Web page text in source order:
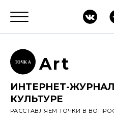
ТОЧК А Art
ИНТЕРНЕТ-
КУЛЬТУРЕ
РАССТАВЛЯЕМ ТОЧКИ В